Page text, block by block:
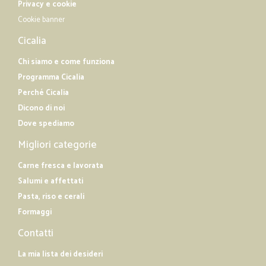
servizio ottimo
servizio ottimo - forse eccessive le spese accessorie
Privacy e cookie
Cookie banner
Cicalia
Chi siamo e come funziona
Programma Cicalia
Perché Cicalia
Dicono di noi
Dove spediamo
Migliori categorie
Carne fresca e lavorata
Salumi e affettati
Pasta, riso e cerali
Formaggi
Contatti
La mia lista dei desideri